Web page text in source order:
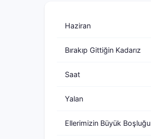
Haziran
Bırakıp Gittiğin Kadarız
Saat
Yalan
Ellerimizin Büyük Boşluğu